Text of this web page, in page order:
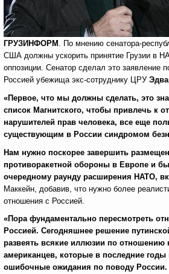
ГРУЗИНФОРМ . По мнению сенатора-
США должны ускорить принятие Грузии в
оппозиции. Сенатор сделал это заявление
Россией убежища экс-сотруднику ЦРУ
«Первое, что мы должны сделать, это
список Магнитского, чтобы привлечь к
нарушителей прав человека, все еще
существующим в России синдромом
Нам нужно поскорее завершить
противоракетной обороны в Европе и
очередному раунду расширения НАТО,
Маккейн, добавив, что нужно более
отношения с Россией.
«Пора фундаментально пересмотреть
Россией. Сегодняшнее решение
развеять всякие иллюзии по отношению
американцев, которые в последние
ошибочные ожидания по поводу